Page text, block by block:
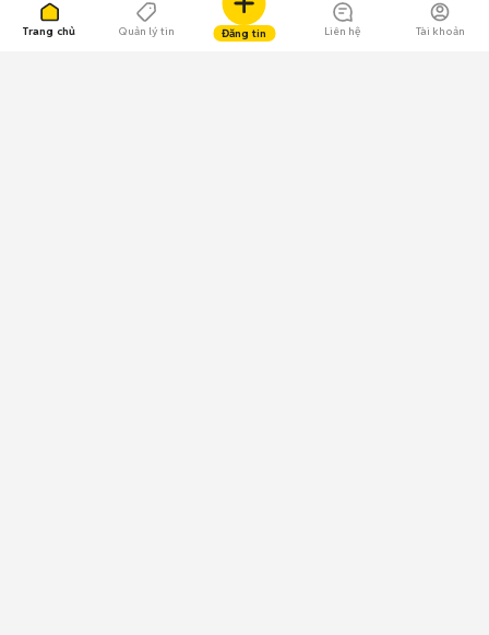
Trang chủ Quản lý tin Đăng tin Liên hệ Tài khoản